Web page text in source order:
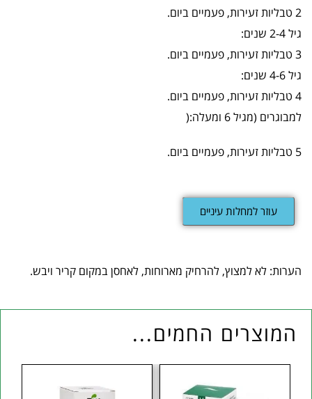
2 טבליות זעירות, פעמיים ביום.
גיל 2-4 שנים:
3 טבליות זעירות, פעמיים ביום.
גיל 4-6 שנים:
4 טבליות זעירות, פעמיים ביום.
למבוגרים (מגיל 6 ומעלה:(
5 טבליות זעירות, פעמיים ביום.
עוזר למחלות עיניים
הערות: לא למצוץ, להרחיק מארוחות, לאחסן במקום קריר ויבש.
המוצרים החמים...